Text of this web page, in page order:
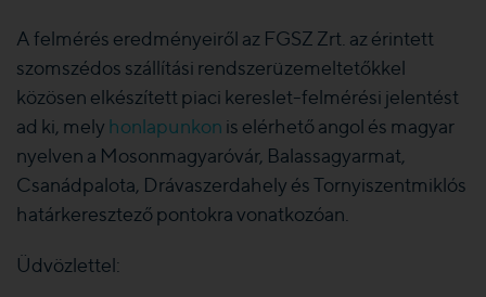
A felmérés eredményeiről az FGSZ Zrt. az érintett
szomszédos szállítási rendszerüzemeltetőkkel
közösen elkészített piaci kereslet-felmérési jelentést
ad ki, mely honlapunkon is elérhető angol és magyar
nyelven a Mosonmagyaróvár, Balassagyarmat,
Csanádpalota, Drávaszerdahely és Tornyiszentmiklós
határkeresztező pontokra vonatkozóan.
Üdvözlettel: